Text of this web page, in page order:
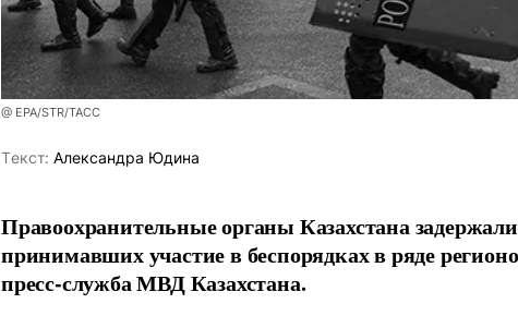
@ EPA/STR/ТАСС
Tекст: Александра Юдина
Правоохранительные органы Казахстана
принимавших участие в беспорядках в ряде
пресс-служба МВД Казахстана.